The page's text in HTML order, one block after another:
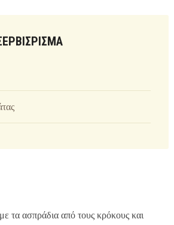
τα ασπράδια από τους κρόκους και